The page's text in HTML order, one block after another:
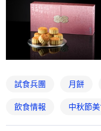
試食兵團 月餅
飲食情報 中秋節